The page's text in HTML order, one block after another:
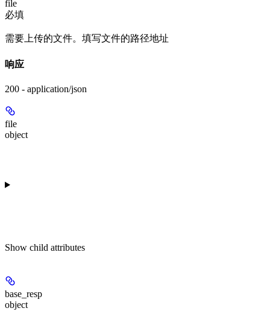
file
必填
需要上传的文件。填写文件的路径地址
响应
200 - application/json
file
object
Show child attributes
base_resp
object